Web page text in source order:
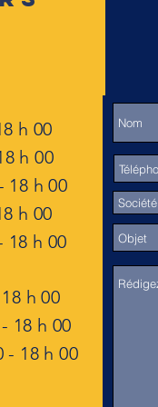
h 00
h 00
18 h 00
h 00
18 h 00
h 00
18 h 00
- 18 h 00